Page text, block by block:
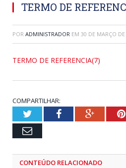
TERMO DE
POR ADMINISTRADOR EM 30 DE MARÇO DE
TERMO DE REFERENCIA(7)
COMPARTILHAR:
TwitterFacebookGoogle+
Email
CONTEÚDO RELACIONADO